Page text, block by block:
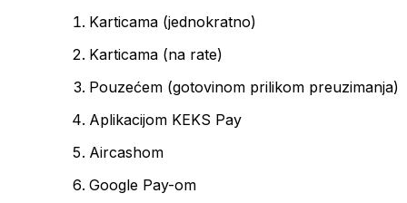
Karticama (jednokratno)
Karticama (na rate)
Pouzećem (gotovinom prilikom preuzimanja)
Aplikacijom KEKS Pay
Aircashom
Google Pay-om